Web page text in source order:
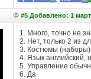
#5 Добавлено: 1
1. Много, точно не
2. Нет, только 2 из
3. Костюмы (наборы)
4. Язык английский,
5. Управление
6. Да